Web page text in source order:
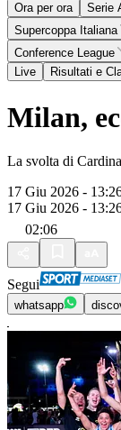
Ora per ora Serie
Supercoppa Italiana
Conference League
Live
Risultati e
Milan,
La svolta di
17 Giu 2026 -
17 Giu 2026 -
02:06
Segui
whatsapp